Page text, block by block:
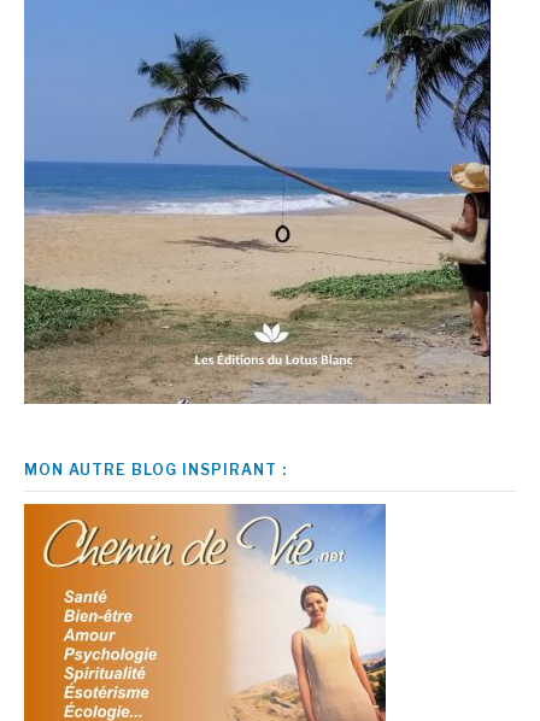
MON AUTRE BLOG INSPIRANT :